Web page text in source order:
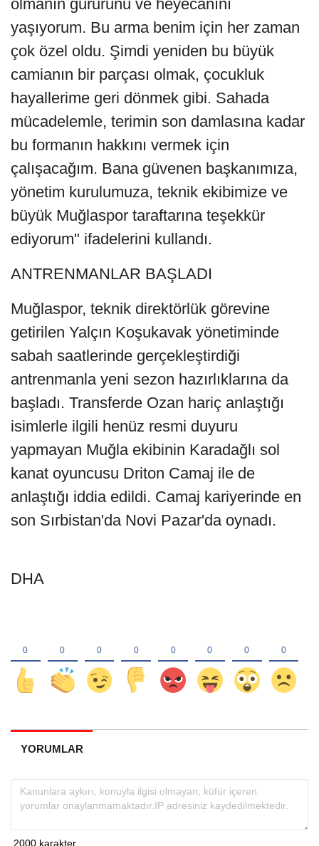
olmanın gururunu ve heyecanını
yaşıyorum. Bu arma benim için her zaman
çok özel oldu. Şimdi yeniden bu büyük
camianın bir parçası olmak, çocukluk
hayallerime geri dönmek gibi. Sahada
mücadelemle, terimin son damlasına kadar
bu formanın hakkını vermek için
çalışacağım. Bana güvenen başkanımıza,
yönetim kurulumuza, teknik ekibimize ve
büyük Muğlaspor taraftarına teşekkür
ediyorum" ifadelerini kullandı.
ANTRENMANLAR BAŞLADI
Muğlaspor, teknik direktörlük görevine
getirilen Yalçın Koşukavak yönetiminde
sabah saatlerinde gerçekleştirdiği
antrenmanla yeni sezon hazırlıklarına da
başladı. Transferde Ozan hariç anlaştığı
isimlerle ilgili henüz resmi duyuru
yapmayan Muğla ekibinin Karadağlı sol
kanat oyuncusu Driton Camaj ile de
anlaştığı iddia edildi. Camaj kariyerinde en
son Sırbistan'da Novi Pazar'da oynadı.
DHA
YORUMLAR